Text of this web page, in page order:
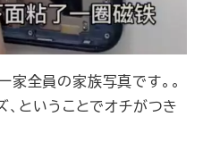
全員の家族写真です。。
、ということでオチがつき